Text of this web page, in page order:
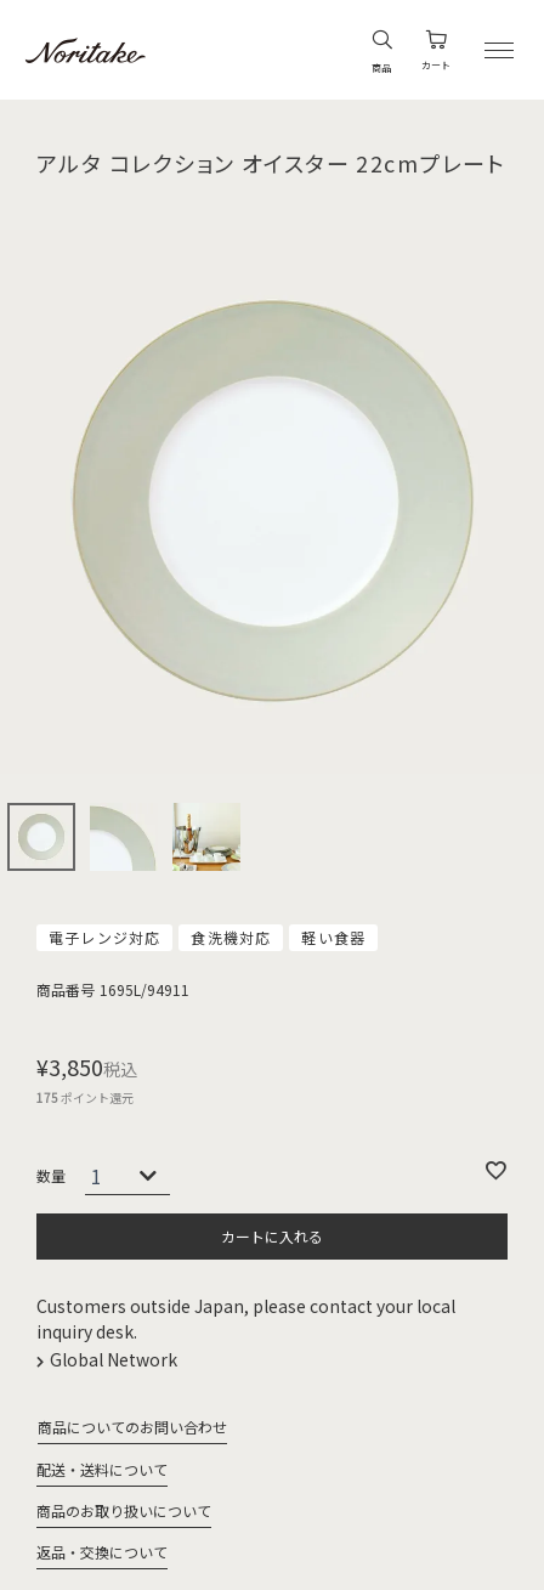
商品 カート
アルタ コレクション オイスター 22cmプレート
電子レンジ対応 食洗機対応 軽い食器
商品番号 1695L/94911
¥3,850税込
175ポイント還元
カートに入れる
Customers outside Japan, please contact your local
inquiry desk.
Global Network
商品についてのお問い合わせ
配送・送料について
商品のお取り扱いについて
返品・交換について